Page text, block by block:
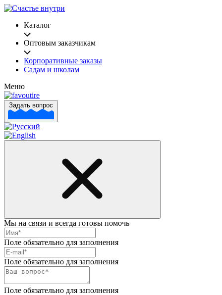
Каталог
Оптовым заказчикам
Корпоративные заказы
Садам и школам
Меню
Задать вопрос
Мы на связи и всегда готовы помочь
Поле обязательно для заполнения
Поле обязательно для заполнения
Поле обязательно для заполнения